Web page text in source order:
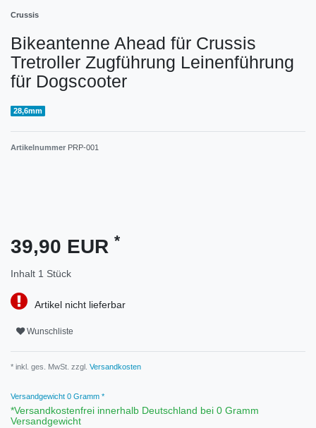
Crussis
Bikeantenne Ahead für Crussis
Tretroller Zugführung Leinenführung
für Dogscooter
28,6mm
Artikelnummer PRP-001
39,90 EUR *
Inhalt 1 Stück
Artikel nicht lieferbar
Wunschliste
* inkl. ges. MwSt. zzgl. Versandkosten
Versandgewicht 0 Gramm *
*Versandkostenfrei innerhalb Deutschland bei 0 Gramm
Versandgewicht